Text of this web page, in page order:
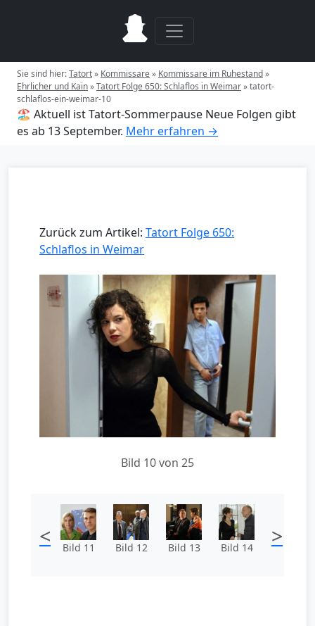
Sie sind hier:Tatort» Kommissare» Kommissare im Ruhestand»
Ehrlicher und Kain»Tatort Folge 650: Schlaflos in Weimar»tatort-
schlaflos-ein-weimar-10
🏖️ Aktuell ist Tatort-Sommerpause Neue Folgen gibt
es ab 13 September. Mehr erfahren →
Zurück zum Artikel: Tatort Folge 650:
Schlaflos in Weimar
Bild 10 von 25
< Bild 11 Bild 12 Bild 13 Bild 14 >